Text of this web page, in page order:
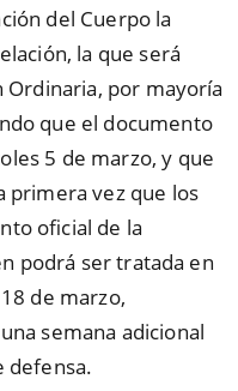
del Cuerpo la
la que será
Ordinaria, por mayoría
que el documento
5 de marzo, y que
primera vez que los
oficial de la
podrá ser tratada en
de marzo,
semana adicional
defensa.